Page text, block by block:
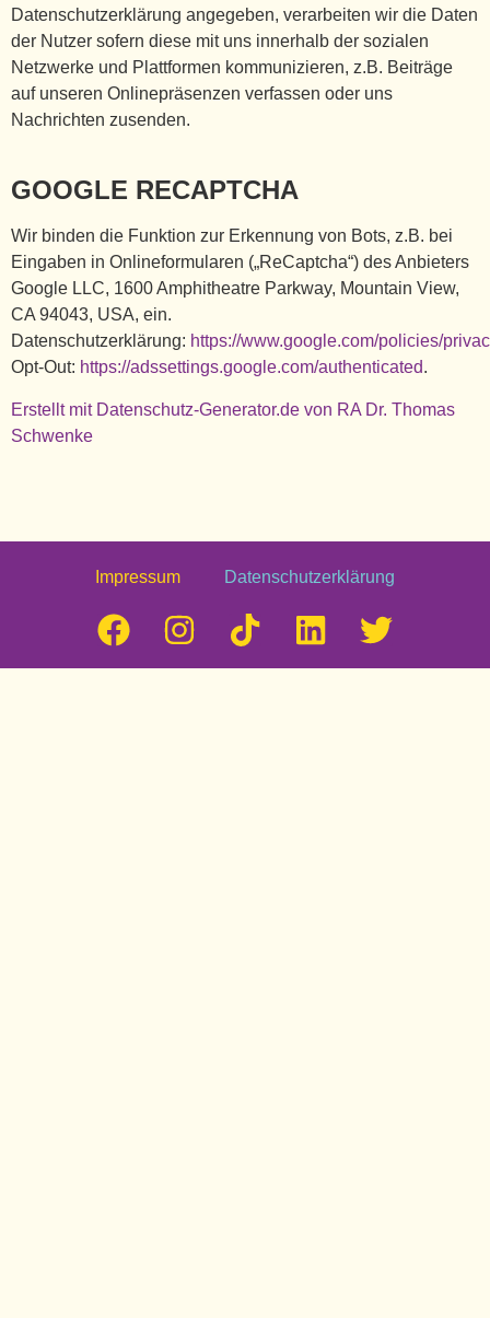
Datenschutzerklärung angegeben, verarbeiten wir die Daten
der Nutzer sofern diese mit uns innerhalb der sozialen
Netzwerke und Plattformen kommunizieren, z.B. Beiträge
auf unseren Onlinepräsenzen verfassen oder uns
Nachrichten zusenden.
GOOGLE RECAPTCHA
Wir binden die Funktion zur Erkennung von Bots, z.B. bei
Eingaben in Onlineformularen („ReCaptcha“) des Anbieters
Google LLC, 1600 Amphitheatre Parkway, Mountain View,
CA 94043, USA, ein.
Datenschutzerklärung: https://www.google.com/policies/
Opt-Out: https://adssettings.google.com/authenticated.
Erstellt mit Datenschutz-Generator.de von RA Dr. Thomas
Schwenke
Impressum Datenschutzerklärung